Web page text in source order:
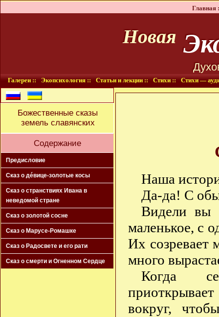
Главная
Новая
Галереи :: Экопсихология :: Статьи и лекции :: Стихи :: Стихи —
Божественные сказы
земель славянских
Содержание
Предисловие
Сказ о дéвице-золотые косы
Сказ о странствиях Ивана в
неведомой стране
Сказ о золотой сосне
Сказ о Марусе-Ромашке
Сказ о Радосвете и его рати
Сказ о смерти и Огненном Сердце
Наша
Да-да! С
Видели вы
маленькое, с
Их
много
Когда
вокруг,